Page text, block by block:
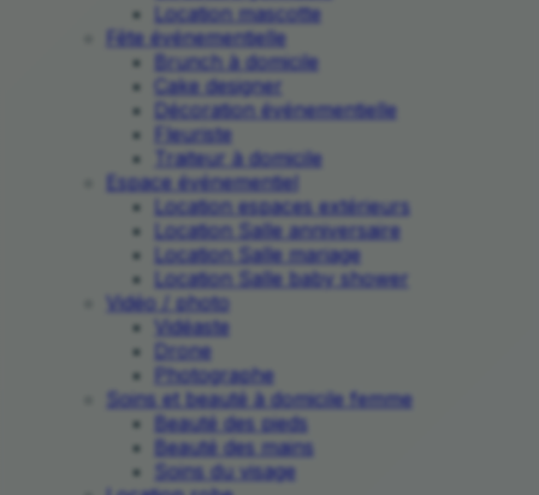
Location mascotte
Fête événementielle
Brunch à domicile
Cake designer
Décoration événementielle
Fleuriste
Traiteur à domicile
Espace événementiel
Location espaces extérieurs
Location Salle anniversaire
Location Salle mariage
Location Salle baby shower
Vidéo / photo
Vidéaste
Drone
Photographe
Soins et beauté à domicile femme
Beauté des pieds
Beauté des mains
Soins du visage